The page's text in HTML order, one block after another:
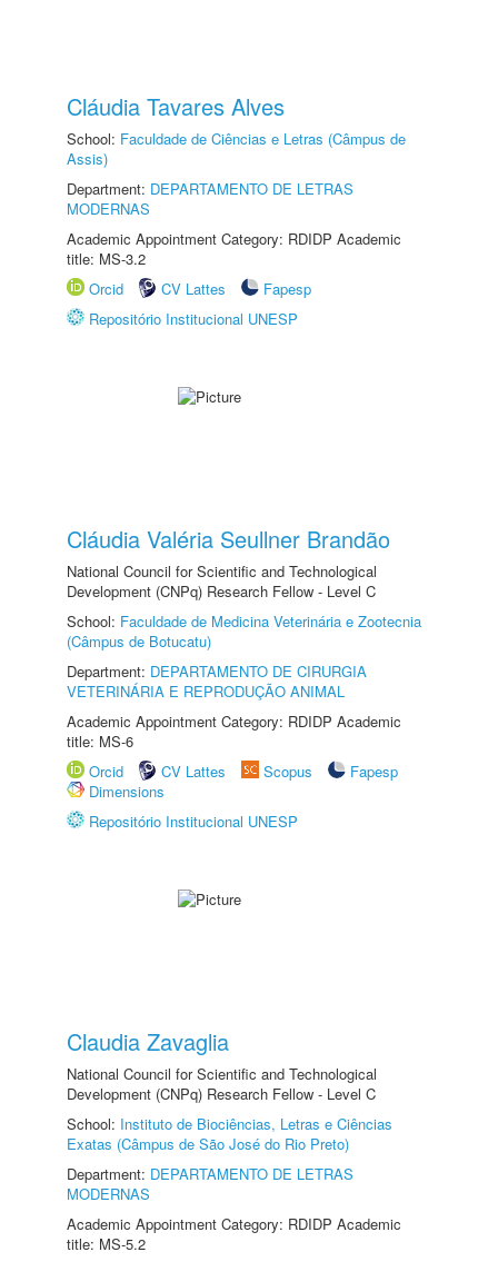
Cláudia Tavares Alves
School: Faculdade de Ciências e Letras (Câmpus de
Assis)
Department: DEPARTAMENTO DE LETRAS
MODERNAS
Academic Appointment Category: RDIDP Academic
title: MS-3.2
Orcid
CV Lattes
Fapesp
Repositório Institucional UNESP
Cláudia Valéria Seullner Brandão
National Council for Scientific and Technological
Development (CNPq) Research Fellow - Level C
School: Faculdade de Medicina Veterinária e Zootecnia
(Câmpus de Botucatu)
Department: DEPARTAMENTO DE CIRURGIA
VETERINÁRIA E REPRODUÇÃO ANIMAL
Academic Appointment Category: RDIDP Academic
title: MS-6
Orcid
CV Lattes Scopus
Fapesp
Dimensions
Repositório Institucional UNESP
Claudia Zavaglia
National Council for Scientific and Technological
Development (CNPq) Research Fellow - Level C
School: Instituto de Biociências, Letras e Ciências
Exatas (Câmpus de São José do Rio Preto)
Department: DEPARTAMENTO DE LETRAS
MODERNAS
Academic Appointment Category: RDIDP Academic
title: MS-5.2